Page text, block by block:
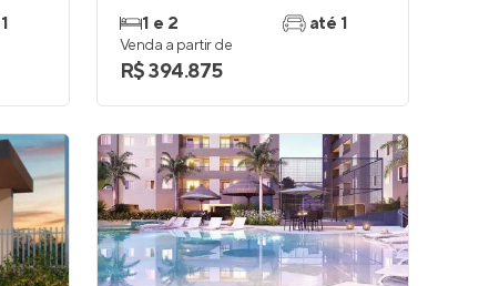
1 e 2
até 1
Venda a partir de
R$ 394.875